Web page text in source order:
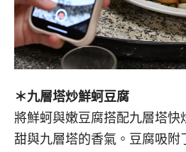
＊九層塔炒鮮蚵豆腐
將鮮蚵與嫩豆腐搭配九層塔快
甜與九層塔的香氣。 豆腐吸附